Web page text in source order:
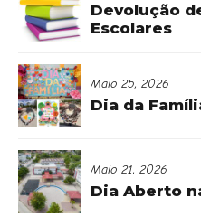
Devolução
Escolares
Maio 25, 2026
Dia da
Maio 21, 2026
Dia Aberto